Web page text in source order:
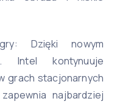
Dzięki nowym
Intel kontynuuje
grach stacjonarnych
najbardziej